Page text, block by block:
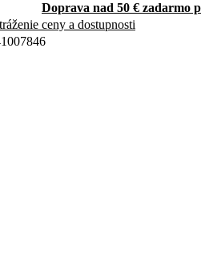
Doprava nad 50 € zadarmo
ceny a dostupnosti